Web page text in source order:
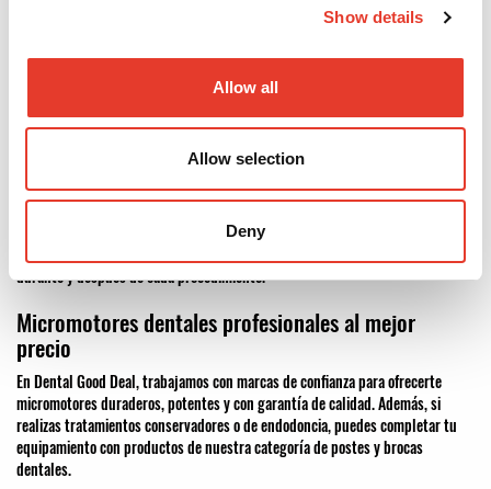
Show details
Allow all
Allow selection
Deny
Evita averías y mejora la experiencia clínica
El mantenimiento del instrumental rotatorio no solo prolonga la vida útil de
las piezas, sino que también previene fallos durante los tratamientos, mejora
correctamente mantenida reduce ruidos, vibraciones y posibles
contaminaciones cruzadas.
Para completar tu protocolo clínico de forma eficiente, explora nuestra
durante y después de cada procedimiento.
Micromotores dentales profesionales al mejor
precio
En Dental Good Deal, trabajamos con marcas de confianza para ofrecerte
micromotores duraderos, potentes y con garantía de calidad. Además, si
realizas tratamientos conservadores o de endodoncia, puedes completar tu
equipamiento con productos de nuestra categoría de postes y brocas
dentales.